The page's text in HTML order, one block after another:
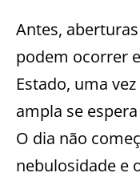
Antes,
podem ocorrer
Estado, uma
ampla se
O dia não
nebulosidade e